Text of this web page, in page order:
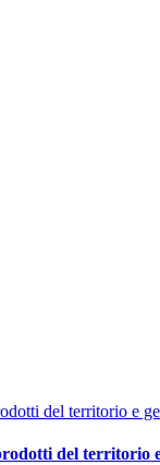
del territorio